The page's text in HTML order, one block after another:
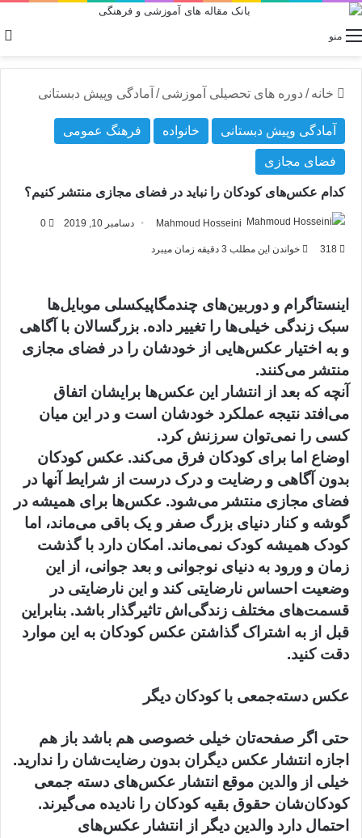
منو
خانه / دوره های تحصیلی آموزشی / آمادگی وپیش دبستانی
آمادگی وپیش دبستانی خانواده فرهنگ عمومی
فضای مجازی
کدام عکس‌های کودکان را نباید در فضای مجازی منتشر کنیم؟
Mahmoud Hosseini دسامبر 10, 2019 0
318 خواندن این مطلب 3 دقیقه زمان میبرد
اینستاگرام و دوربین‌های چندمگاپیکسلی موبایل‌ها
سبک زندگی خیلی‌ها را تغییر داده‌. بزرگسالان با آگاهی
و به اختیار عکس‌هایی از خودشان را در فضای مجازی
منتشر می‌کنند.
آنچه که بعد از انتشار این عکس‌ها برایشان اتفاق
می‌افتد نتیجه عملکرد خودشان است و در این میان
کسی را نمی‌توان سرزنش کرد.
اوضاع اما برای کودکان فرق می‌کند. عکس کودکان
بدون آگاهی و رضایت و درک درست از شرایط آنها در
فضای مجازی منتشر می‌شود. عکس‌ها برای همیشه در
گوشه و کنار دنیای بزرگ صفر و یک باقی می‌ماند، اما
کودک همیشه کودک نمی‌ماند. امکان دارد با گذشت
زمان و ورود به دنیای نوجوانی و بعد جوانی، از این
وضعیت احساس نارضایتی کند و این نارضایتی در
قسمت‌های مختلف زندگی‌اش تاثیرگذار باشد. بنابراین
قبل از به اشتراک گذاشتن عکس‌ کودکان به این موارد
دقت کنید.
عکس‌ دسته‌جمعی با کودکان دیگر
حتی اگر صفحه‌تان خیلی خصوصی هم باشد باز هم
اجازه انتشار عکس دیگران بدون رضایت‌شان را ندارید.
خیلی از والدین موقع انتشار عکس‌های دسته جمعی
کودکان‌شان حقوق بقیه کودکان را نادیده می‌گیرند.
احتمال دارد والدین دیگر از انتشار عکس‌های